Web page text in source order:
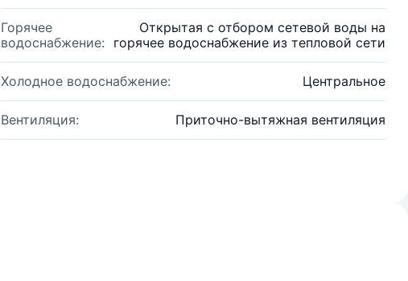
Горячее
водоснабжение:
Открытая с отбором сетевой воды на
горячее водоснабжение из тепловой сети
Холодное водоснабжение: Центральное
Вентиляция: Приточно-вытяжная вентиляция